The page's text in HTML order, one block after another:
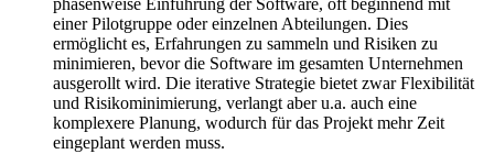
phasenweise Einführung der Software, oft beginnend mit
einer Pilotgruppe oder einzelnen Abteilungen. Dies
ermöglicht es, Erfahrungen zu sammeln und Risiken zu
minimieren, bevor die Software im gesamten Unternehmen
ausgerollt wird. Die iterative Strategie bietet zwar Flexibilität
und Risikominimierung, verlangt aber u.a. auch eine
komplexere Planung, wodurch für das Projekt mehr Zeit
eingeplant werden muss.